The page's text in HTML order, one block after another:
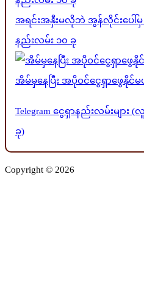
အရင်းအနှီးမလိုဘဲ အွန်လိုင်းပေါ်မှ
နည်းလမ်း ၁၀ ခု
အိမ်မှနေပြီး အပိုဝင်ငွေရှာဖွေနိုင်
Telegram ငွေရှာနည်းလမ်းမျာ
ခု)
Copyright © 2026